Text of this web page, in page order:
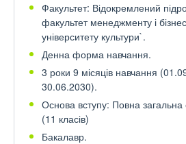
Факультет: Відокремлений
факультет менеджменту і
університету культури`.
Денна форма навчання.
3 роки 9 місяців навчання
30.06.2030).
Основа вступу: Повна загальна
(11 класів)
Бакалавр.